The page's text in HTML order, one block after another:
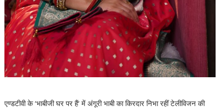
एण्डटीवी के ‘भाबीजी घर पर हैं‘ में अंगूरी भाबी का किरदार निभा रहीं टेलीविजन की